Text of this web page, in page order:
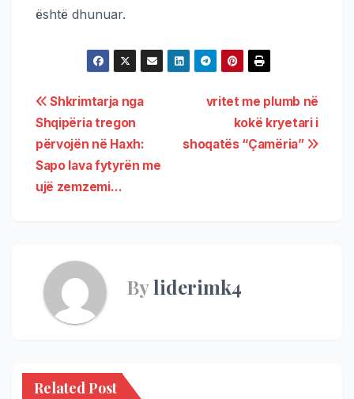
është dhunuar.
vritet me plumb në
kokë kryetari i
shoqatës “Çamëria”
Shkrimtarja nga
Shqipëria tregon
përvojën në Haxh:
Sapo lava fytyrën me
ujë zemzemi…
Byliderimk4
Related Post